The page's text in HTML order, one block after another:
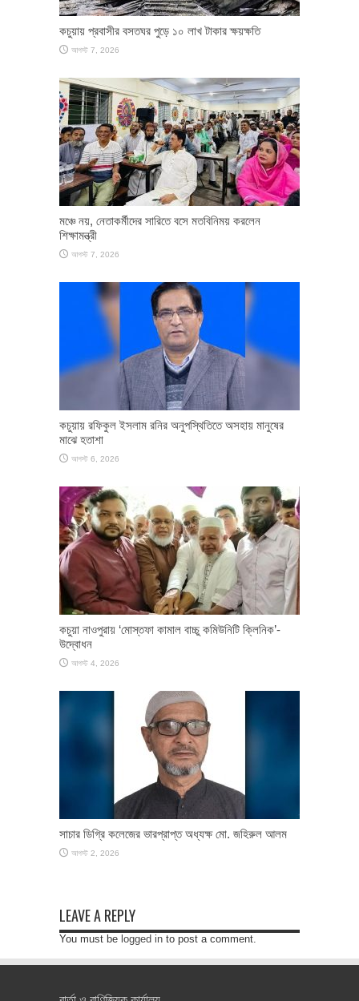
কচুয়ায় প্রবাসীর বসতঘর পুড়ে ১০ লাখ টাকার ক্ষয়ক্ষতি
আগস্ট 7, 2026
মঞ্চে নয়, নেতাকর্মীদের সারিতে বসে মতবিনিময় করলেন
শিক্ষামন্ত্রী
আগস্ট 7, 2026
কচুয়ায় রফিকুল ইসলাম রনির অনুপস্থিতিতে অসহায় মানুষের
মাঝে হতাশা
আগস্ট 6, 2026
কচুয়া নাওপুরায় ‘মোস্তফা কামাল বাচ্চু কমিউনিটি ক্লিনিক’-
উদ্বোধন
আগস্ট 4, 2026
সাচার ডিগ্রি কলেজের ভারপ্রাপ্ত অধ্যক্ষ মো. জহিরুল আলম
আগস্ট 2, 2026
LEAVE A REPLY
You must be logged in to post a comment.